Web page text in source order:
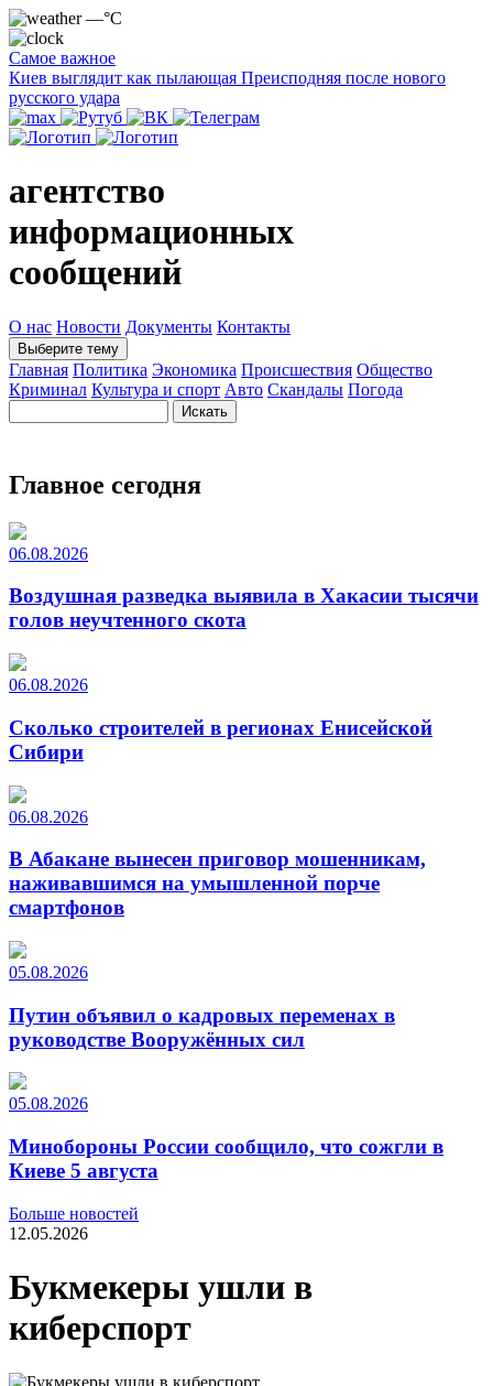
—°C
Самое важное
Киев выглядит как пылающая Преисподняя после нового
русского удара
агентство
информационных
сообщений
О нас Новости Документы Контакты
Выберите тему
Главная Политика Экономика Происшествия Общество
Криминал Культура и спорт Авто Скандалы Погода
Главное сегодня
06.08.2026
Воздушная разведка выявила в Хакасии тысячи
голов неучтенного скота
06.08.2026
Сколько строителей в регионах Енисейской
Сибири
06.08.2026
В Абакане вынесен приговор мошенникам,
наживавшимся на умышленной порче
смартфонов
05.08.2026
Путин объявил о кадровых переменах в
руководстве Вооружённых сил
05.08.2026
Минобороны России сообщило, что сожгли в
Киеве 5 августа
Больше новостей
12.05.2026
Букмекеры ушли в
киберспорт